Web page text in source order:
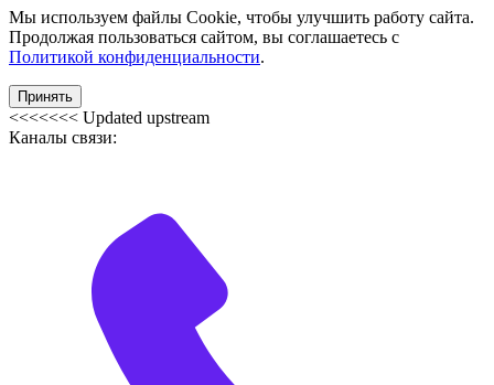
Мы используем файлы Cookie, чтобы улучшить работу сайта.
Продолжая пользоваться сайтом, вы соглашаетесь с
Политикой конфиденциальности.
Принять
<<<<<<< Updated upstream
Каналы связи: